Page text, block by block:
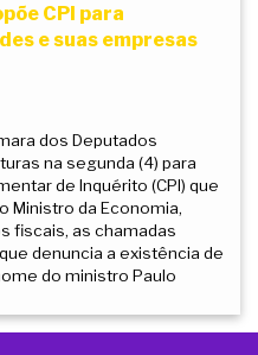
CPI para
e suas empresas
dos Deputados
na segunda (4) para
de Inquérito (CPI) que
Ministro da Economia,
fiscais, as chamadas
denuncia a existência de
do ministro Paulo